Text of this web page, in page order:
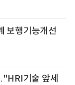
보행기능개선
기술 앞세